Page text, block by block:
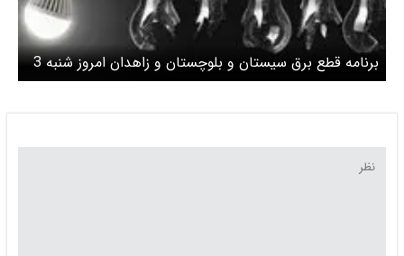
برنامه قطع برق سیستان و بلوچستان و زاهدان امروز شنبه 3
خرداد